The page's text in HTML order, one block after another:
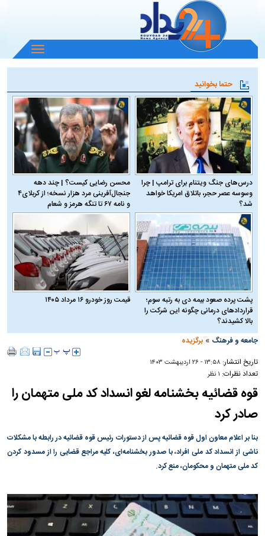
باز
و
منو
حتما بخوانید
درس‌های جنگ ویتنام برای ترامپ | چرا
وسوسه عصر حجر، باتلاق امریکا خواهد
شد؟
محسن رضایی کیست؟ | چند دهه
جنجال‌آفرینی مرد هزار نسخه؛ از کربلای۴
و نامه ۶۷ تا تنگه هرمز و شعام
پشت پرده صعود بیمه دی به رتبه سوم؛
قراردادهای درمانی چگونه این شرکت را
بالا کشیدند؟
قیمت روز خودرو ۱۶ مرداد ۱۴۰۵
جامعه و فرهنگ »برگزیده
تاریخ انتشار: ۱۳:۵۸ - ۲۶ ارديبهشت ۱۴۰۳
تعداد نظرات: ۱ نظر
قوه قضائیه بخشنامه لغو انسداد کد ملی متهمان را
صادر کرد
بنا بر اعلام معاون اول قوه قضائیه پس از دستورات رئیس قوه قضائیه در رابطه با مشکلات
ناشی از انسداد کد ملی افراد، با صدور بخشنامه‌ای، کلیه مراجع قضایی را از مسدود کردن
کد ملی متهمان و محکومان، منع کرد.